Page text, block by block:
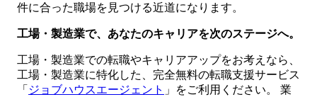
件に合った職場を見つける近道になります。
工場・製造業で、あなたのキャリアを次のステージへ。
工場・製造業での転職やキャリアアップをお考えなら、
工場・製造業に特化した、完全無料の転職支援サービス
「 ジョブハウスエージェント 」をご利用ください。 業